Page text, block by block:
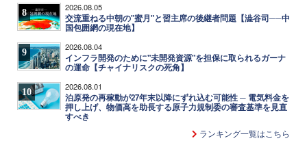
8 2026.08.05
交流重ねる中朝の"蜜月"と習主席の後継者問題【澁谷司──中
国包囲網の現在地】
9 2026.08.04
インフラ開発のために"未開発資源"を担保に取られるガーナ
の運命【チャイナリスクの死角】
10 2026.08.01
泊原発の再稼動が27年末以降にずれ込む可能性 ─ 電気料金を
押し上げ、物価高を助長する原子力規制委の審査基準を見直
すべき
ランキング一覧はこちら